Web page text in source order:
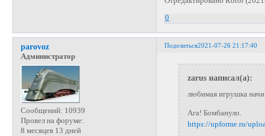
0
Поделиться2021-07-26 21:17:40
parovoz
Администратор
Сообщений: 10939
Провел на форуме:
8 месяцев 13 дней
zarus написал(а):
любимая игрушка
Ага! Бомбануло.
https://upforme.ru/